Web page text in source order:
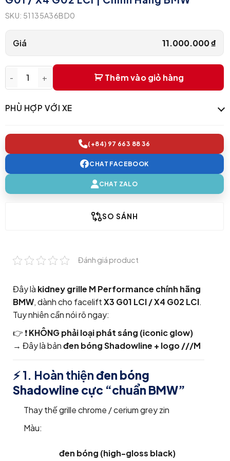
Đánh giá product
Đây là kidney grille M Performance chính hãng
BMW, dành cho faceliftX3 G01 LCI / X4 G02 LCI.
Tuy nhiên cần nói rõ ngay:
👉 ❗KHÔNG phải loại phát sáng (iconic glow)
→ Đây là bảnđen bóng Shadowline + logo ///M
⚡ 1. Hoàn thiệnđen bóng
Shadowline cực “chuẩn BMW”
Thay thế grille chrome / cerium grey zin
Màu:
đen bóng (high-gloss black)
SKU: 51135A36BD0
Giá 11.000.000₫
Mặt ca lăng nan kép M-performance X3 G01 / X4 G02 LCI |
Thêm vào giỏ hàng
PHÙ HỢP VỚI XE
(+84) 97 663 88 36
CHAT FACEBOOK
CHAT ZALO
SO SÁNH